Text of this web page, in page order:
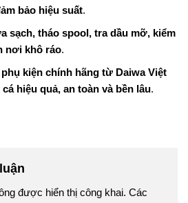
bảo hiệu suất.
sạch, tháo spool, tra dầu mỡ, kiểm
nơi khô ráo.
phụ kiện chính hãng từ Daiwa Việt
cá hiệu quả, an toàn và bền lâu.
được hiển thị công khai. Các